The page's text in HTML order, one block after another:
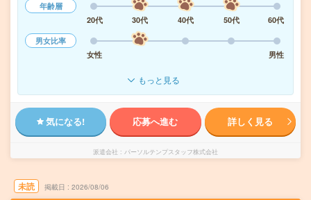
年齢層
20代
30代 40代 50代
60代
男女比率
女性
男性
もっと見る
気になる! 応募へ進む 詳しく見る
派遣会社 パーソルテンプスタッフ株式会社
未読 掲載日 2026/08/06